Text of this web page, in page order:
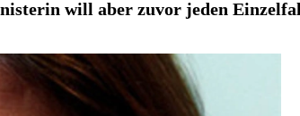
will aber zuvor jeden